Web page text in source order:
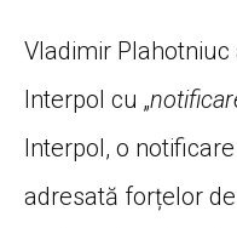
Vladimir
Interpol cu „
Interpol, o
adresată forțelor